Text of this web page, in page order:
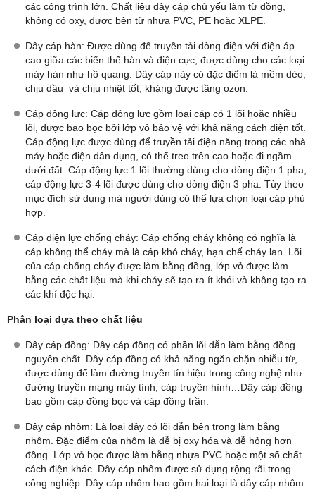
các công trình lớn. Chất liệu dây cáp chủ yếu làm từ đồng,
không có oxy, được bện từ nhựa PVC, PE hoặc XLPE.
Dây cáp hàn: Được dùng để truyền tải dòng điện với điện áp
cao giữa các biến thế hàn và điện cực, được dùng cho các loại
máy hàn như hồ quang. Dây cáp này có đặc điểm là mềm dẻo,
chịu dầu và chịu nhiệt tốt, kháng được tầng ozon.
Cáp động lực: Cáp động lực gồm loại cáp có 1 lõi hoặc nhiều
lõi, được bao bọc bởi lớp vỏ bảo vệ với khả năng cách điện tốt.
Cáp động lực được dùng để truyền tải điện năng trong các nhà
máy hoặc điện dân dụng, có thể treo trên cao hoặc đi ngầm
dưới đất. Cáp động lực 1 lõi thường dùng cho dòng điện 1 pha,
cáp động lực 3-4 lõi được dùng cho dòng điện 3 pha. Tùy theo
mục đích sử dụng mà người dùng có thể lựa chọn loại cáp phù
hợp.
Cáp điện lực chống cháy: Cáp chống cháy không có nghĩa là
cáp không thể cháy mà là cáp khó cháy, hạn chế cháy lan. Lõi
của cáp chống cháy được làm bằng đồng, lớp vỏ được làm
bằng các chất liệu mà khi cháy sẽ tạo ra ít khói và không tạo ra
các khí độc hại.
Phân loại dựa theo chất liệu
Dây cáp đồng: Dây cáp đồng có phần lõi dẫn làm bằng đồng
nguyên chất. Dây cáp đồng có khả năng ngăn chặn nhiễu từ,
được dùng để làm đường truyền tín hiệu trong công nghệ như:
đường truyền mạng máy tính, cáp truyền hình…Dây cáp đồng
bao gồm cáp đồng bọc và cáp đồng trần.
Dây cáp nhôm: Là loại dây có lõi dẫn bên trong làm bằng
nhôm. Đặc điểm của nhôm là dễ bị oxy hóa và dễ hỏng hơn
đồng. Lớp vỏ bọc được làm bằng nhựa PVC hoặc một số chất
cách điện khác. Dây cáp nhôm được sử dụng rộng rãi trong
công nghiệp. Dây cáp nhôm bao gồm hai loại là dây cáp nhôm